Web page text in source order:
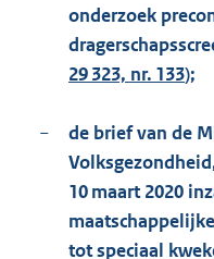
onderzoek
29 323, nr. 133);
−
de brief van de
10 maart 2020
tot speciaal